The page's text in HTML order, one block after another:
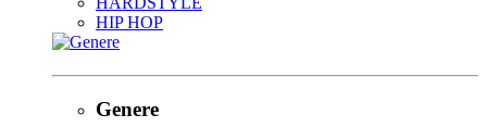
HIP HOP
Genere